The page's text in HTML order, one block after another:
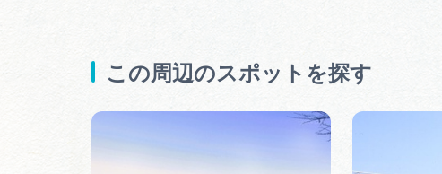
この周辺のスポットを探す